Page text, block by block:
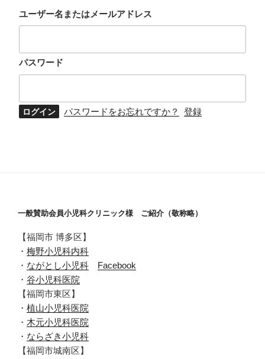
ユーザー名またはメールアドレス
パスワード
パスワードをお忘れですか？ 登録
一般賛助会員小児科クリニック様 ご紹介（敬称略）
【福岡市 博多区】
・ 梅野小児科内科
・ ながとし小児科
Facebook
・ 谷小児科医院
【福岡市東区】
・ 植山小児科医院
・ 木元小児科医院
・ ならざき小児科
【福岡市城南区】